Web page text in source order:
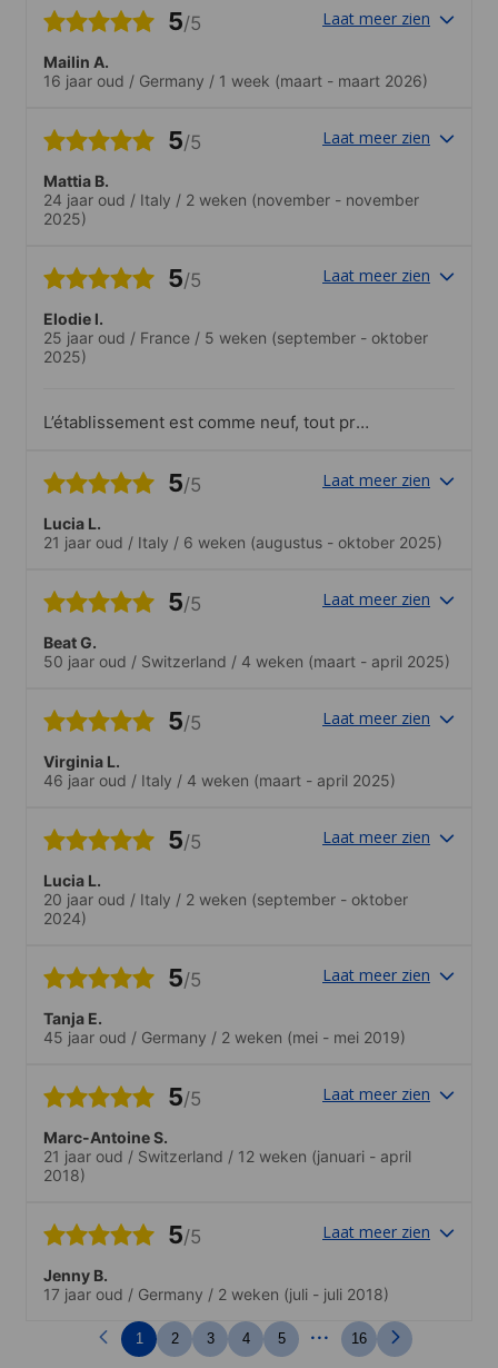
5/5 Laat meer zien
Mailin A.
16 jaar oud / Germany / 1 week (maart - maart 2026)
5/5 Laat meer zien
Mattia B.
24 jaar oud / Italy / 2 weken (november - november
2025)
5/5 Laat meer zien
Elodie l.
25 jaar oud / France / 5 weken (september - oktober
2025)
L’établissement est comme neuf, tout prêt
5/5 Laat meer zien
Lucia L.
21 jaar oud / Italy / 6 weken (augustus - oktober 2025)
5/5 Laat meer zien
Beat G.
50 jaar oud / Switzerland / 4 weken (maart - april 2025)
5/5 Laat meer zien
Virginia L.
46 jaar oud / Italy / 4 weken (maart - april 2025)
5/5 Laat meer zien
Lucia L.
20 jaar oud / Italy / 2 weken (september - oktober
2024)
5/5 Laat meer zien
Tanja E.
45 jaar oud / Germany / 2 weken (mei - mei 2019)
5/5 Laat meer zien
Marc-Antoine S.
21 jaar oud / Switzerland / 12 weken (januari - april
2018)
5/5 Laat meer zien
Jenny B.
17 jaar oud / Germany / 2 weken (juli - juli 2018)
1 2 3 4 5 ... 16